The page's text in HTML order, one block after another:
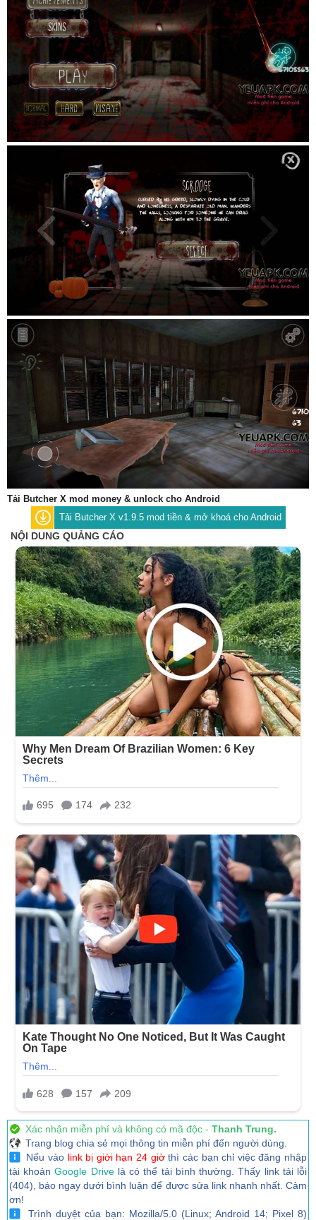
Tải Butcher X mod money & unlock cho Android
Tải Butcher X v1.9.5 mod tiền & mở khoá cho Android
Xác nhận miễn phí và không có mã độc - Thanh Trung.
Trang blog chia sẻ mọi thông tin miễn phí đến người dùng.
Nếu vào link bị giới hạn 24 giờthì các bạn chỉ việc đăng nhập
tài khoảnGoogle Drivelà có thể tải bình thường. Thấy link tải lỗi
(404), báo ngay dưới bình luận để được sửa link nhanh nhất. Cảm
ơn!
Trình duyệt của bạn: Mozilla/5.0 (Linux; Android 14; Pixel 8)